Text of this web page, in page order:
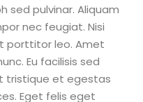
sed pulvinar. Aliquam
nec feugiat. Nisi
porttitor leo. Amet
Eu facilisis sed
tristique et egestas
Eget felis eget